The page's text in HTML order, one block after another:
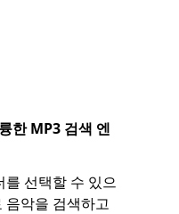
한 MP3 검색 엔
선택할 수 있으
음악을 검색하고